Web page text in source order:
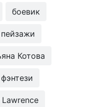
боевик
Котова
фэнтези